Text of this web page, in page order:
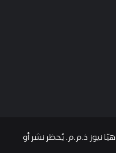
جميع حقوق النشر محفوظة © 2025 هيّا نيوز ذ.م.م. يُحظر نشر أو